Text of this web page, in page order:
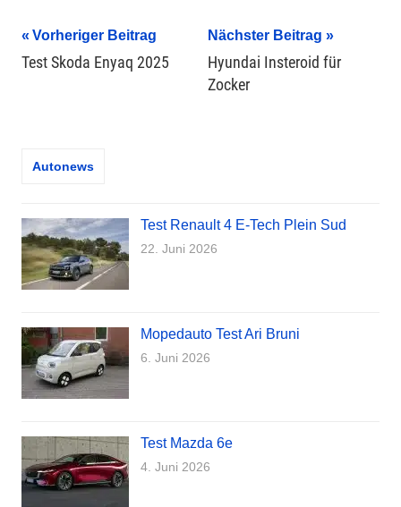
Beitragsnavigation
Vorheriger Beitrag
Test Skoda Enyaq 2025
Nächster Beitrag
Hyundai Insteroid für
Zocker
Autonews
Test Renault 4 E-Tech Plein Sud
22. Juni 2026
Mopedauto Test Ari Bruni
6. Juni 2026
Test Mazda 6e
4. Juni 2026